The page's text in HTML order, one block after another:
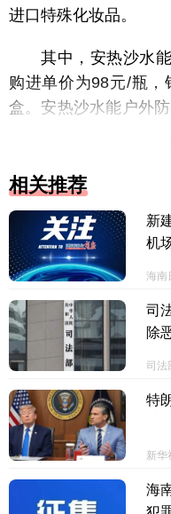
进口特殊化妆品。
其中，安热沙水
购进单价为98元/瓶
盒。安热沙水能户外
20230106，净含量
5685.5元。
还查明，2022年
政执法局执法人员根
7日下达的《责令改正
货查验记录，但未严
其仍经营未经注册的进
据悉，针对陵水
行为，2月1日，陵水
对陵水英州小百悦商
化妆品16盒、没收违
相关推荐
新
机
海南
司
除
司法
特
新华
海